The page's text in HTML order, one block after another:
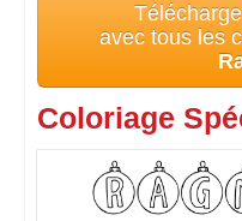
avec tous les
Coloriage